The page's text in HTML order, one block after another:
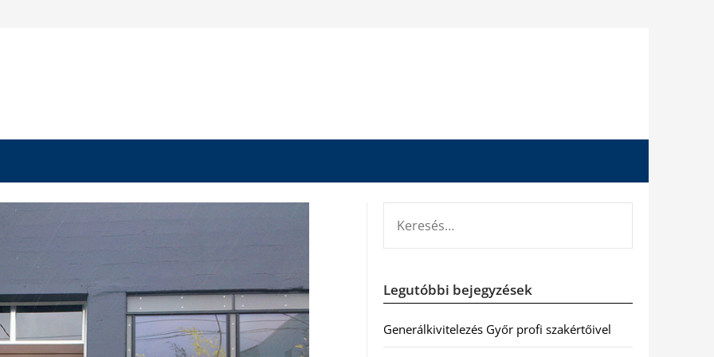
Legutóbbi bejegyzések
Generálkivitelezés Győr profi szakértőivel